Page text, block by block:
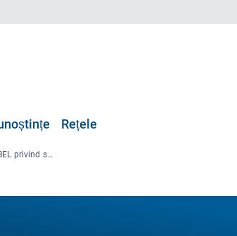
Rețele
Portalul de cunoștințe ENBEL privind schimbările climatice și sănătatea